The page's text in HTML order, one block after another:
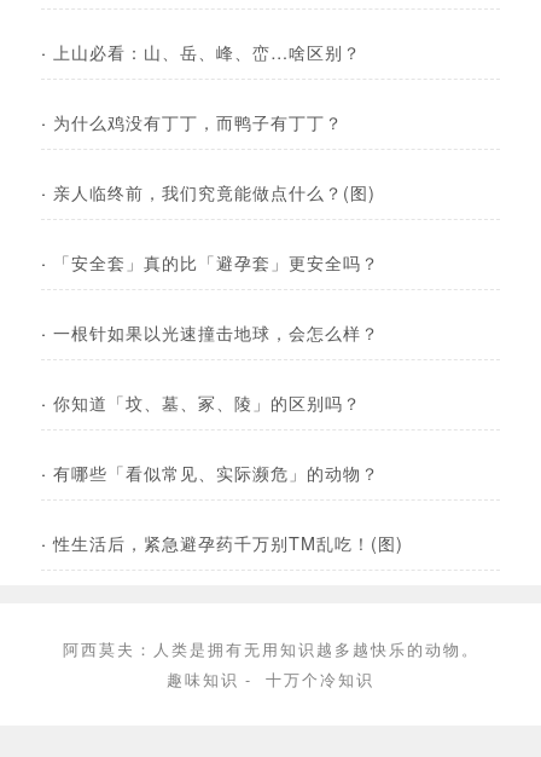
· 上山必看：山、岳、峰、峦…啥区别？
· 为什么鸡没有丁丁，而鸭子有丁丁？
· 亲人临终前，我们究竟能做点什么？(图)
· 「安全套」真的比「避孕套」更安全吗？
· 一根针如果以光速撞击地球，会怎么样？
· 你知道「坟、墓、冢、陵」的区别吗？
· 有哪些「看似常见、实际濒危」的动物？
·性生活后，紧急避孕药千万别TM乱吃！(图)
阿西莫夫：人类是拥有无用知识越多越快乐的动物。
趣味知识 - 十万个冷知识